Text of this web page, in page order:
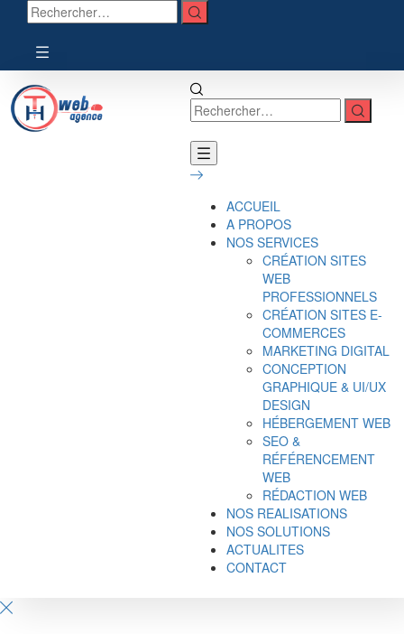
ACCUEIL
A PROPOS
NOS SERVICES
CRÉATION SITES
WEB
PROFESSIONNELS
CRÉATION SITES E-
COMMERCES
MARKETING DIGITAL
CONCEPTION
GRAPHIQUE & UI/UX
DESIGN
HÉBERGEMENT WEB
SEO &
RÉFÉRENCEMENT
WEB
RÉDACTION WEB
NOS REALISATIONS
NOS SOLUTIONS
ACTUALITES
CONTACT